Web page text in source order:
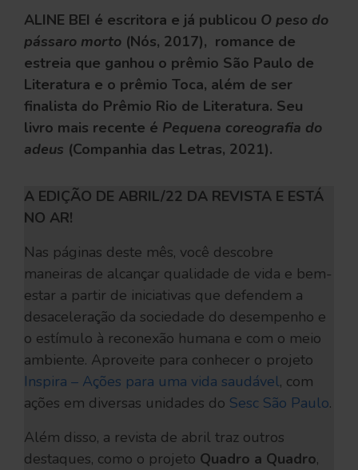
ALINE BEI é escritora e já publicou O peso do
pássaro morto (Nós, 2017), romance de
estreia que ganhou o prêmio São Paulo de
Literatura e o prêmio Toca, além de ser
finalista do Prêmio Rio de Literatura. Seu
livro mais recente é Pequena coreografia do
adeus (Companhia das Letras, 2021).
A EDIÇÃO DE ABRIL/22 DA REVISTA E ESTÁ
NO AR!
Nas páginas deste mês, você descobre
maneiras de alcançar qualidade de vida e bem-
estar a partir de iniciativas que defendem a
desaceleração da sociedade do desempenho e
o estímulo à reconexão humana e com o meio
ambiente. Aproveite para conhecer o projeto
Inspira – Ações para uma vida saudável, com
ações em diversas unidades do Sesc São Paulo.
Além disso, a revista de abril traz outros
destaques, como o projeto Quadro a Quadro,